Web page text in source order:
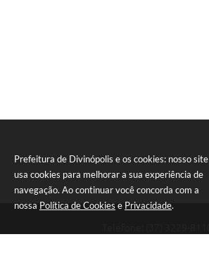
Prefeitura de Divinópolis e os cookies: nosso site
usa cookies para melhorar a sua experiência de
navegação. Ao continuar você concorda com a
nossa Política de Cookies e Privacidade.